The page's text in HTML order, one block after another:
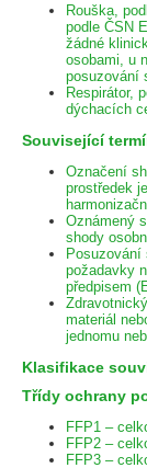
Rouška,
podle ČSN
žádné
osobami, u
posuzování
Respirátor,
dýchacích
Související
Označení
prostředek
Oznámený
shody
Posuzování
požadavky
předpisem
materiál
jednomu
Klasifikace
Třídy ochrany
FFP1 –
FFP2 –
FFP3 –